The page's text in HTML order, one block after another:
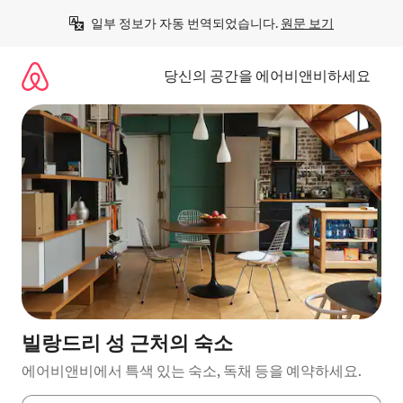
일부 정보가 자동 번역되었습니다. 원문 보기
당신의 공간을 에어비앤비하세요
빌랑드리 성 근처의 숙소
에어비앤비에서 특색 있는 숙소, 독채 등을 예약하세요.